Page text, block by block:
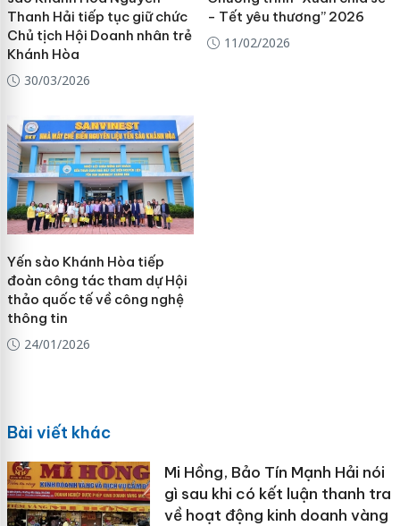
Thanh Hải tiếp tục giữ chức
Chủ tịch Hội Doanh nhân trẻ
Khánh Hòa
30/03/2026
- Tết yêu thương” 2026
11/02/2026
Yến sào Khánh Hòa tiếp
đoàn công tác tham dự Hội
thảo quốc tế về công nghệ
thông tin
24/01/2026
Bài viết khác
Mi Hồng, Bảo Tín Mạnh Hải nói
gì sau khi có kết luận thanh tra
về hoạt động kinh doanh vàng